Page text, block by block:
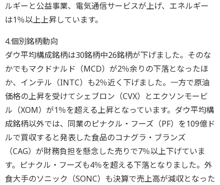
ルギーと公益事業、電気通信サービスが上げ、エネルギー
は1％以上上昇しています。
4.個別銘柄動向
ダウ平均構成銘柄は30銘柄中26銘柄が下げました。そのな
かでもマクドナルド（MCD）が2％余りの下落となったほ
か、インテル（INTC）も2％近く下げました。一方で原油
価格の上昇を受けてシェブロン（CVX）とエクソンモービ
ル（XOM）が1％を超える上昇となっています。ダウ平均構
成銘柄以外では、同業のピナクル・フーズ（PF）を109億ド
ルで買収すると発表した食品のコナグラ・ブランズ
（CAG）が財務負担を懸念した売りで7％以上下げていま
す。ピナクル・フーズも4％を超える下落となりました。外
食大手のソニック（SONC）も決算で売上高が減収となった